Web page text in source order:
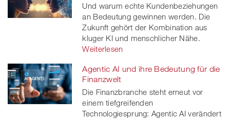
Und warum echte Kundenbeziehungen
an Bedeutung gewinnen werden. Die
Zukunft gehört der Kombination aus
kluger KI und menschlicher Nähe.
Weiterlesen
Agentic AI und ihre Bedeutung für die
Finanzwelt
Die Finanzbranche steht erneut vor
einem tiefgreifenden
Technologiesprung: Agentic AI verändert